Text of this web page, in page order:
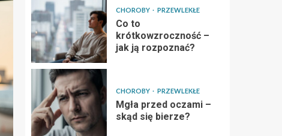
CHOROBY PRZEWLEKŁE
Co to
krótkowzroczność –
jak ją rozpoznać?
CHOROBY PRZEWLEKŁE
Mgła przed oczami –
skąd się bierze?